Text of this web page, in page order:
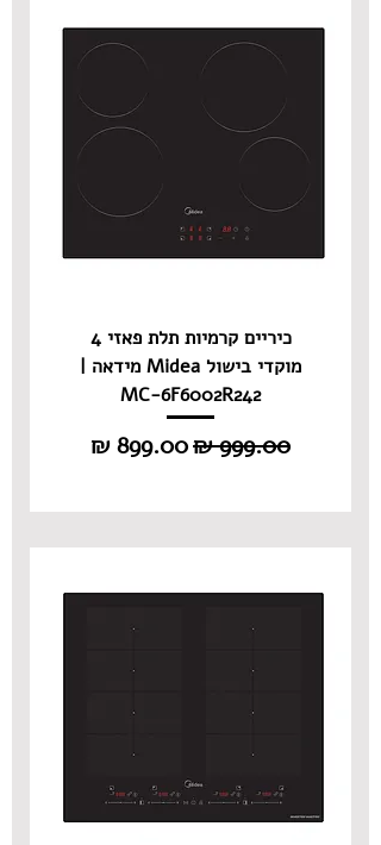
כיריים קרמיות תלת פאזי 4
מוקדי בישול Midea מידאה |
MC-6F6002R242
מחיר רגיל מחיר מבצע